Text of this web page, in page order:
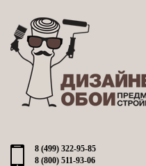
8 (499) 322-95-85
8 (800) 511-93-06